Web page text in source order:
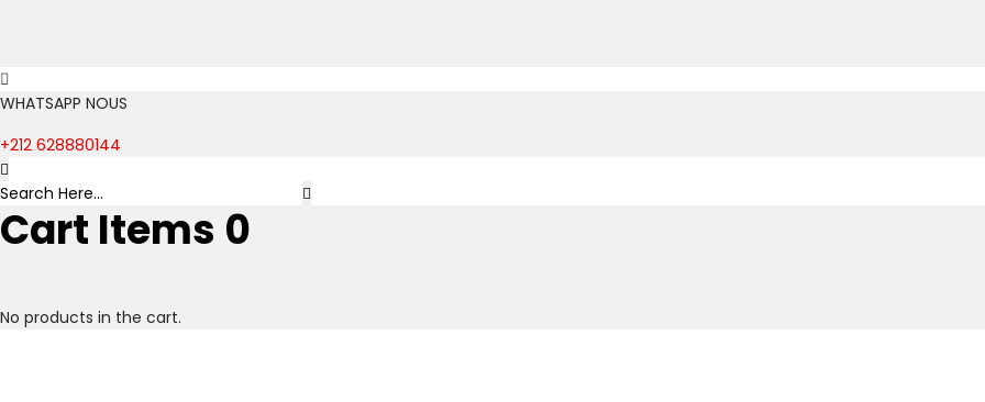
WHATSAPP NOUS
+212 628880144
Cart Items 0
No products in the cart.